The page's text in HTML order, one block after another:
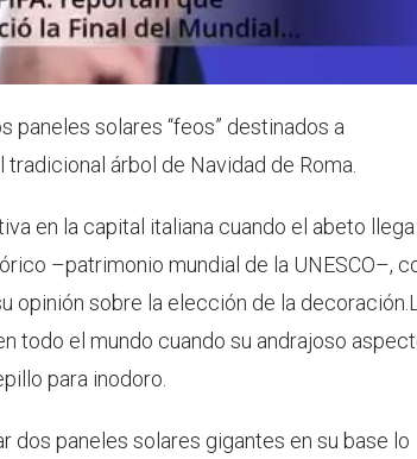
paneles solares “feos” destinados a
árbol de Navidad de Roma.
en la capital italiana cuando el abeto llega
–patrimonio mundial de la UNESCO–,
opinión sobre la elección de la
todo el mundo cuando su andrajoso
para inodoro.
dos paneles solares gigantes en su base lo